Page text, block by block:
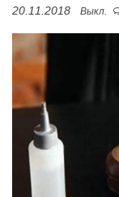
20.11.2018 Выкл.